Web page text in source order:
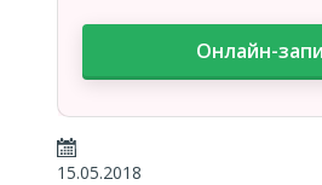
Онлайн-
15.05.2018